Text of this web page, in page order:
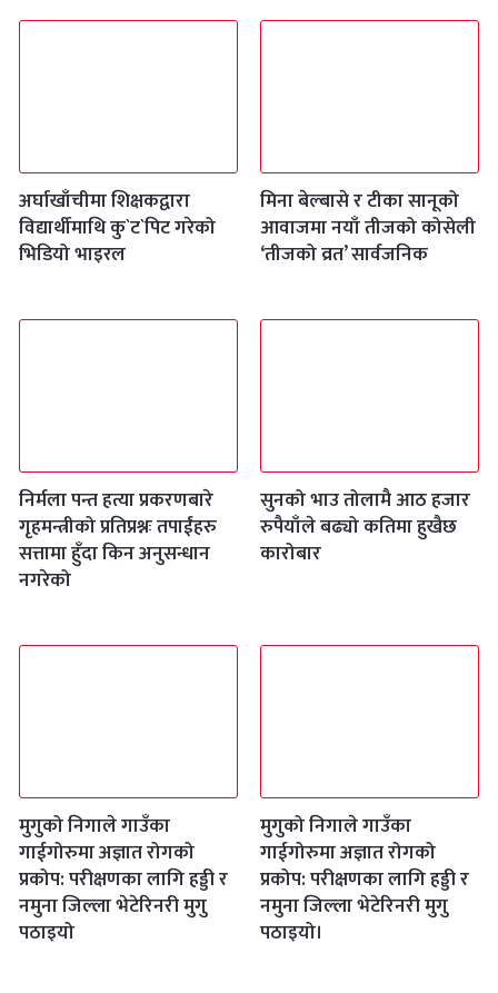
अर्घाखाँचीमा शिक्षकद्वारा
विद्यार्थीमाथि कु`ट`पिट गरेको
भिडियो भाइरल
मिना बेल्बासे र टीका सानूको
आवाजमा नयाँ तीजको कोसेली
‘तीजको व्रत’ सार्वजनिक
निर्मला पन्त हत्या प्रकरणबारे
गृहमन्त्रीको प्रतिप्रश्नः तपाईंहरु
सत्तामा हुँदा किन अनुसन्धान
नगरेको
सुनको भाउ तोलामै आठ हजार
रुपैयाँले बढ्यो कतिमा हुखैछ
कारोबार
मुगुको निगाले गाउँका
गाईगोरुमा अज्ञात रोगको
प्रकोप: परीक्षणका लागि हड्डी र
नमुना जिल्ला भेटेरिनरी मुगु
पठाइयो
मुगुको निगाले गाउँका
गाईगोरुमा अज्ञात रोगको
प्रकोप: परीक्षणका लागि हड्डी र
नमुना जिल्ला भेटेरिनरी मुगु
पठाइयो।